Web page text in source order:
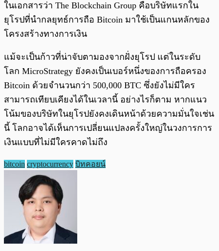
ในเอกสารว่า The Blockchain Group คือบริษัทแรกใน
ยุโรปที่นำกลยุทธ์การถือ Bitcoin มาใช้เป็นแกนหลักของ
โครงสร้างทางการเงิน
แม้จะเป็นก้าวที่น่าจับตามองจากฝั่งยุโรป แต่ในระดับ
โลก MicroStrategy ยังคงเป็นเบอร์หนึ่งของการถือครอง
Bitcoin ด้วยจำนวนกว่า 500,000 BTC ซึ่งยังไม่มีใคร
สามารถเทียบเคียงได้ในเวลานี้ อย่างไรก็ตาม หากแนว
โน้มของบริษัทในยุโรปยังคงเดินหน้าด้วยความมั่นใจเช่น
นี้ โลกอาจได้เห็นการเปลี่ยนแปลงครั้งใหญ่ในวงการการ
เงินแบบที่ไม่มีใครคาดไม่ถึง
bitcoin cryptocurrency บิทคอยน์